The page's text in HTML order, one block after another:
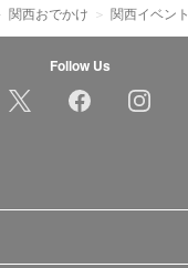
関西おでかけ 関西イベント
Follow Us